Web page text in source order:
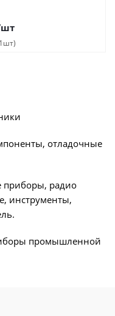
отладочные
приборы, радио
инструменты,
промышленной